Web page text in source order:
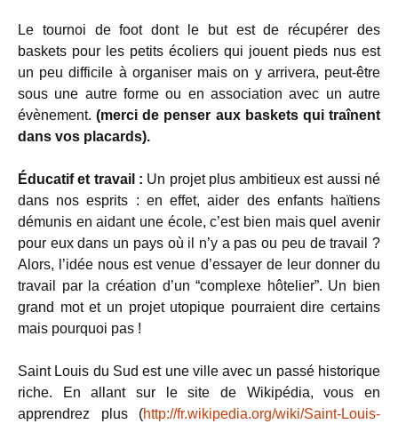
Le tournoi de foot dont le but est de récupérer des
baskets pour les petits écoliers qui jouent pieds nus est
un peu difficile à organiser mais on y arrivera, peut-être
sous une autre forme ou en association avec un autre
évènement.(merci de penser aux baskets qui traînent
dans vos placards).
Éducatif et travail : Un projet plus ambitieux est aussi né
dans nos esprits : en effet, aider des enfants haïtiens
démunis en aidant une école, c’est bien mais quel avenir
pour eux dans un pays où il n’y a pas ou peu de travail ?
Alors, l’idée nous est venue d’essayer de leur donner du
travail par la création d’un “complexe hôtelier”. Un bien
grand mot et un projet utopique pourraient dire certains
mais pourquoi pas !
Saint Louis du Sud est une ville avec un passé historique
riche. En allant sur le site de Wikipédia, vous en
apprendrez plus (http://fr.wikipedia.org/wiki/Saint-Louis-